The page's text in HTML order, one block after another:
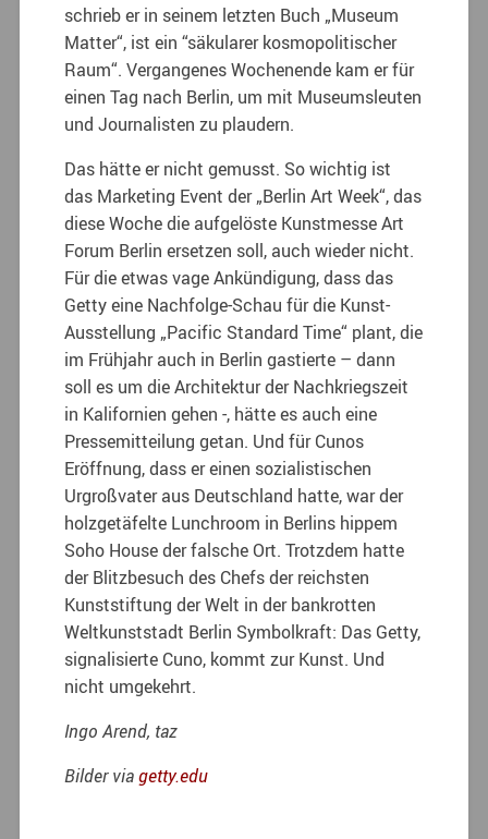
schrieb er in seinem letzten Buch „Museum
Matter“, ist ein “säkularer kosmopolitischer
Raum“. Vergangenes Wochenende kam er für
einen Tag nach Berlin, um mit Museumsleuten
und Journalisten zu plaudern.
Das hätte er nicht gemusst. So wichtig ist
das Marketing Event der „Berlin Art Week“, das
diese Woche die aufgelöste Kunstmesse Art
Forum Berlin ersetzen soll, auch wieder nicht.
Für die etwas vage Ankündigung, dass das
Getty eine Nachfolge-Schau für die Kunst-
Ausstellung „Pacific Standard Time“ plant, die
im Frühjahr auch in Berlin gastierte – dann
soll es um die Architektur der Nachkriegszeit
in Kalifornien gehen -, hätte es auch eine
Pressemitteilung getan. Und für Cunos
Eröffnung, dass er einen sozialistischen
Urgroßvater aus Deutschland hatte, war der
holzgetäfelte Lunchroom in Berlins hippem
Soho House der falsche Ort. Trotzdem hatte
der Blitzbesuch des Chefs der reichsten
Kunststiftung der Welt in der bankrotten
Weltkunststadt Berlin Symbolkraft: Das Getty,
signalisierte Cuno, kommt zur Kunst. Und
nicht umgekehrt.
Ingo Arend, taz
Bilder viagetty.edu